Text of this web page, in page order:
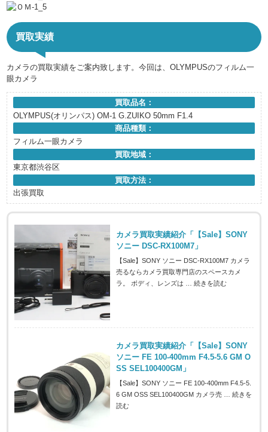
買取実績
カメラの買取実績をご案内致します。今回は、OLYMPUSのフィルム一
眼カメラ
買取品名：
OLYMPUS(オリンパス) OM-1 G.ZUIKO 50mm F1.4
商品種類：
フィルム一眼カメラ
買取地域：
東京都渋谷区
買取方法：
出張買取
カメラ買取実績紹介「【Sale】SONY
ソニー DSC-RX100M7」
【Sale】SONY ソニー DSC-RX100M7 カメラ
売るならカメラ買取専門店のスペースカメ
ラ。 ボディ、レンズは …続きを読む
カメラ買取実績紹介「【Sale】SONY
ソニー FE 100-400mm F4.5-5.6 GM O
SS SEL100400GM」
【Sale】SONY ソニー FE 100-400mm F4.5-5.
6 GM OSS SEL100400GM カメラ売 …続きを
読む